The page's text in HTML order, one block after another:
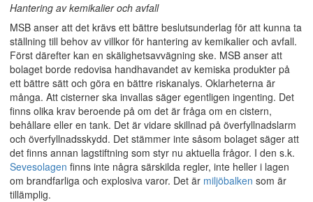
Hantering av kemikalier och avfall
MSB anser att det krävs ett bättre beslutsunderlag för att kunna ta
ställning till behov av villkor för hantering av kemikalier och avfall.
Först därefter kan en skälighetsavvägning ske. MSB anser att
bolaget borde redovisa handhavandet av kemiska produkter på
ett bättre sätt och göra en bättre riskanalys. Oklarheterna är
många. Att cisterner ska invallas säger egentligen ingenting. Det
finns olika krav beroende på om det är fråga om en cistern,
behållare eller en tank. Det är vidare skillnad på överfyllnadslarm
och överfyllnadsskydd. Det stämmer inte såsom bolaget säger att
det finns annan lagstiftning som styr nu aktuella frågor. I den s.k.
Sevesolagen finns inte några särskilda regler, inte heller i lagen
om brandfarliga och explosiva varor. Det är miljöbalken som är
tillämplig.